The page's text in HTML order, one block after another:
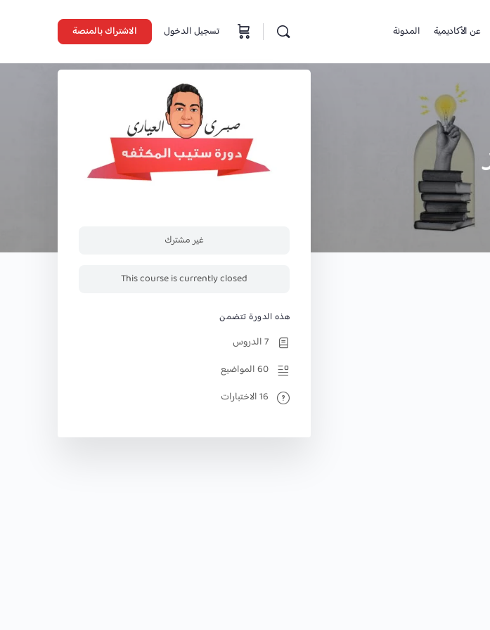
عن الأكاديمية المدونة تسجيل الدخول الاشتراك بالمنصة
غير مشترك
This course is currently closed
هذه الدورة تتضمن
7 الدروس
60 المواضيع
16 الاختبارات